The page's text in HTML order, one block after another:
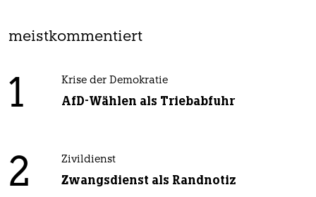
meistkommentiert
1 Krise der Demokratie
AfD-Wählen als Triebabfuhr
2 Zivildienst
Zwangsdienst als Randnotiz